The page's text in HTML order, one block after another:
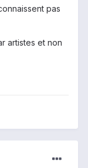
pas
artistes et non